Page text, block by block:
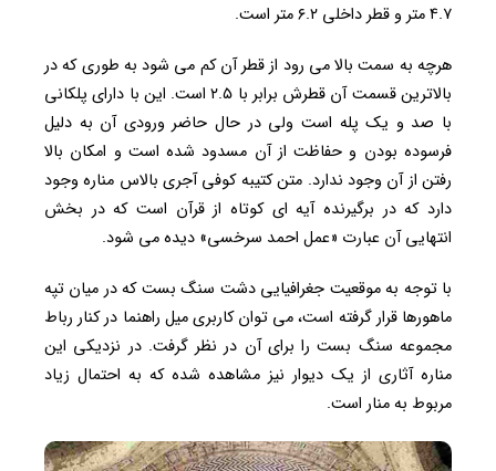
۴.۷ متر و قطر داخلی ۶.۲ متر است.
هرچه به سمت بالا می رود از قطر آن کم می شود به طوری که در
بالاترین قسمت آن قطرش برابر با ۲.۵ است. این با دارای پلکانی
با صد و یک پله است ولی در حال حاضر ورودی آن به دلیل
فرسوده بودن و حفاظت از آن مسدود شده است و امکان بالا
رفتن از آن وجود ندارد. متن کتیبه کوفی آجری بالاس مناره وجود
دارد که در برگیرنده آیه ای کوتاه از قرآن است که در بخش
انتهایی آن عبارت «عمل احمد سرخسی» دیده می شود.
با توجه به موقعیت جغرافیایی دشت سنگ بست که در میان تپه
ماهورها قرار گرفته است، می توان کاربری میل راهنما در کنار رباط
مجموعه سنگ بست را برای آن در نظر گرفت. در نزدیکی این
مناره آثاری از یک دیوار نیز مشاهده شده که به احتمال زیاد
مربوط به منار است.